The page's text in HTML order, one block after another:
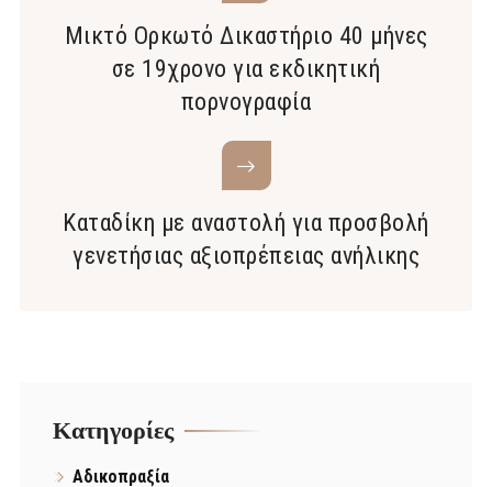
Μικτό Ορκωτό Δικαστήριο 40 μήνες
σε 19χρονο για εκδικητική
πορνογραφία
Καταδίκη με αναστολή για προσβολή
γενετήσιας αξιοπρέπειας ανήλικης
Kατηγορίες
Αδικοπραξία